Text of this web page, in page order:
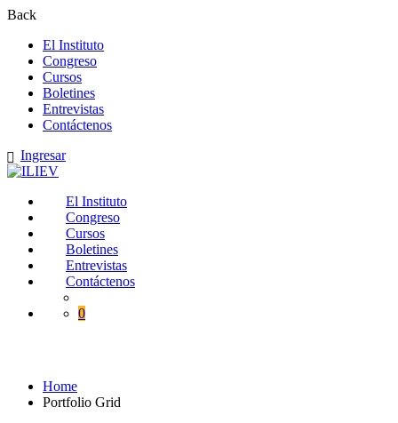
Back
El Instituto
Congreso
Cursos
Boletines
Entrevistas
Contáctenos
Ingresar
El Instituto
Congreso
Cursos
Boletines
Entrevistas
Contáctenos
0
Home
Portfolio Grid